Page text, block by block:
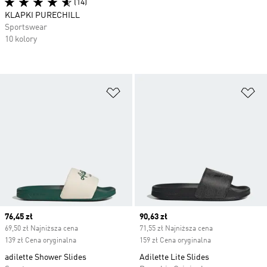
Current price
76,45 zł
69,50 zł Najniższa cena
139 zł Cena oryginalna
adilette Shower Slides
Current price
90,63 zł
71,55 zł Najniższa cena
159 zł Cena oryginalna
Adilette Lite Slides
(14)
KLAPKI PURECHILL
Sportswear
10 kolory